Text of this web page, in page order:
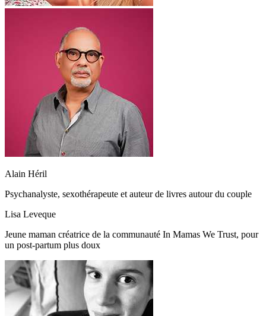
Alain Héril
Psychanalyste, sexothérapeute et auteur de livres autour du couple
Lisa Leveque
Jeune maman créatrice de la communauté In Mamas We Trust, pour
un post-partum plus doux ​